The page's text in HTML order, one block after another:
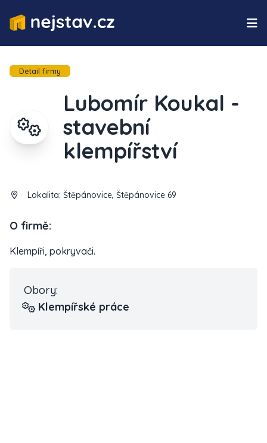
Detail firmy
Lubomír Koukal -
stavební
klempířství
Lokalita: Štěpánovice, Štěpánovice 69
O firmě:
Klempíři, pokryvači.
Obory:
Klempířské práce